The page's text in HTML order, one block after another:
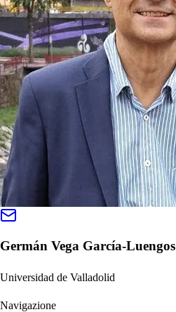
Germán Vega García-Luengos
Universidad de Valladolid
Navigazione